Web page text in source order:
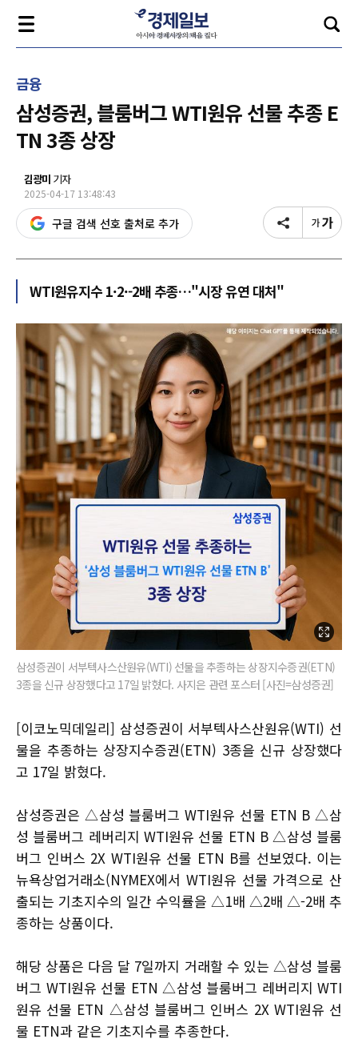
금융
삼성증권, 블룸버그 WTI원유 선물 추종 E
TN 3종 상장
김광미 기자
2025-04-17 13:48:43
구글 검색 선호 출처로 추가
WTI원유지수 1·2·-2배 추종…"시장 유연 대처"
삼성증권이 서부텍사스산원유(WTI) 선물을 추종하는 상장지수증권(ETN)
3종을 신규 상장했다고 17일 밝혔다. 사지은 관련 포스터 [사진=삼성증권]
[이코노믹데일리] 삼성증권이 서부텍사스산원유(WTI) 선
물을 추종하는 상장지수증권(ETN) 3종을 신규 상장했다
고 17일 밝혔다.
삼성증권은 △삼성 블룸버그 WTI원유 선물 ETN B △삼
성 블룸버그 레버리지 WTI원유 선물 ETN B △삼성 블룸
버그 인버스 2X WTI원유 선물 ETN B를 선보였다. 이는
뉴욕상업거래소(NYMEX에서 WTI원유 선물 가격으로 산
출되는 기초지수의 일간 수익률을 △1배 △2배 △-2배 추
종하는 상품이다.
해당 상품은 다음 달 7일까지 거래할 수 있는 △삼성 블룸
버그 WTI원유 선물 ETN △삼성 블룸버그 레버리지 WTI
원유 선물 ETN △삼성 블룸버그 인버스 2X WTI원유 선
물 ETN과 같은 기초지수를 추종한다.